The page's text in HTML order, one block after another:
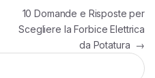
10 Domande e Risposte per
Scegliere la Forbice Elettrica
da Potatura →